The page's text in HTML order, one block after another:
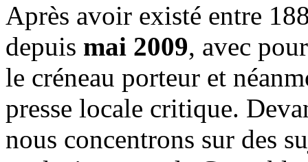
Après avoir existé entre
depuis mai 2009, avec
le créneau porteur et
presse locale critique.
nous concentrons sur des